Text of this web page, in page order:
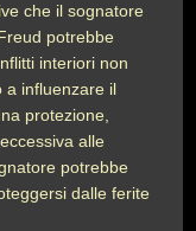
che il sognatore
potrebbe
interiori non
a influenzare il
protezione,
alle
potrebbe
dalle ferite